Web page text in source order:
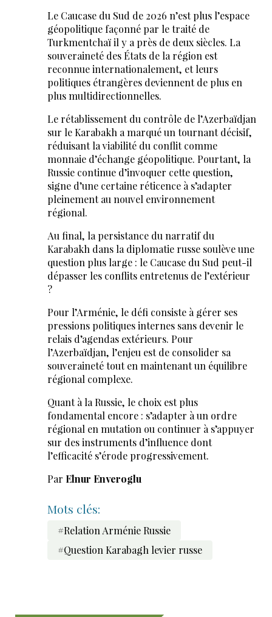
Le Caucase du Sud de 2026 n’est plus l’espace
géopolitique façonné par le traité de
Turkmentchaï il y a près de deux siècles. La
souveraineté des États de la région est
reconnue internationalement, et leurs
politiques étrangères deviennent de plus en
plus multidirectionnelles.
Le rétablissement du contrôle de l’Azerbaïdjan
sur le Karabakh a marqué un tournant décisif,
réduisant la viabilité du conflit comme
monnaie d’échange géopolitique. Pourtant, la
Russie continue d’invoquer cette question,
signe d’une certaine réticence à s’adapter
pleinement au nouvel environnement
régional.
Au final, la persistance du narratif du
Karabakh dans la diplomatie russe soulève une
question plus large : le Caucase du Sud peut-il
dépasser les conflits entretenus de l’extérieur
?
Pour l’Arménie, le défi consiste à gérer ses
pressions politiques internes sans devenir le
relais d’agendas extérieurs. Pour
l’Azerbaïdjan, l’enjeu est de consolider sa
souveraineté tout en maintenant un équilibre
régional complexe.
Quant à la Russie, le choix est plus
fondamental encore : s’adapter à un ordre
régional en mutation ou continuer à s’appuyer
sur des instruments d’influence dont
l’efficacité s’érode progressivement.
Par Elnur Enveroglu
Mots clés:
#Relation Arménie Russie
#Question Karabagh levier russe